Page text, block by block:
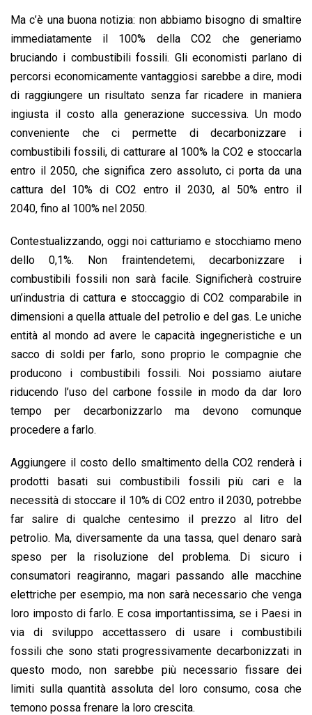
Ma c’è una buona notizia: non abbiamo bisogno di smaltire
immediatamente il 100% della CO2 che generiamo
bruciando i combustibili fossili. Gli economisti parlano di
percorsi economicamente vantaggiosi sarebbe a dire, modi
di raggiungere un risultato senza far ricadere in maniera
ingiusta il costo alla generazione successiva. Un modo
conveniente che ci permette di decarbonizzare i
combustibili fossili, di catturare al 100% la CO2 e stoccarla
entro il 2050, che significa zero assoluto, ci porta da una
cattura del 10% di CO2 entro il 2030, al 50% entro il
2040, fino al 100% nel 2050.
Contestualizzando, oggi noi catturiamo e stocchiamo meno
dello 0,1%. Non fraintendetemi, decarbonizzare i
combustibili fossili non sarà facile. Significherà costruire
un’industria di cattura e stoccaggio di CO2 comparabile in
dimensioni a quella attuale del petrolio e del gas. Le uniche
entità al mondo ad avere le capacità ingegneristiche e un
sacco di soldi per farlo, sono proprio le compagnie che
producono i combustibili fossili. Noi possiamo aiutare
riducendo l’uso del carbone fossile in modo da dar loro
tempo per decarbonizzarlo ma devono comunque
procedere a farlo.
Aggiungere il costo dello smaltimento della CO2 renderà i
prodotti basati sui combustibili fossili più cari e la
necessità di stoccare il 10% di CO2 entro il 2030, potrebbe
far salire di qualche centesimo il prezzo al litro del
petrolio. Ma, diversamente da una tassa, quel denaro sarà
speso per la risoluzione del problema. Di sicuro i
consumatori reagiranno, magari passando alle macchine
elettriche per esempio, ma non sarà necessario che venga
loro imposto di farlo. E cosa importantissima, se i Paesi in
via di sviluppo accettassero di usare i combustibili
fossili che sono stati progressivamente decarbonizzati in
questo modo, non sarebbe più necessario fissare dei
limiti sulla quantità assoluta del loro consumo, cosa che
temono possa frenare la loro crescita.